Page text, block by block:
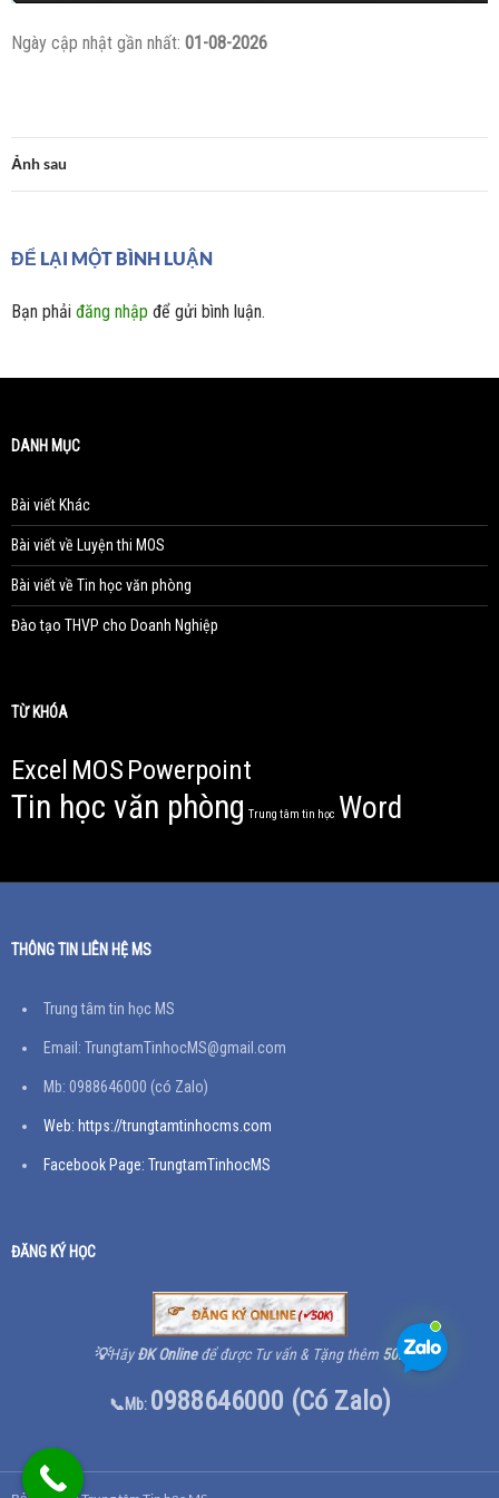
Ngày cập nhật gần nhất: 01-08-2026
Ảnh sau
ĐỂ LẠI MỘT BÌNH LUẬN
Bạn phải đăng nhập để gửi bình luận.
DANH MỤC
Bài viết Khác
Bài viết về Luyện thi MOS
Bài viết về Tin học văn phòng
Đào tạo THVP cho Doanh Nghiệp
TỪ KHÓA
Excel MOS Powerpoint
Tin học văn phòng Trung tâm tin học Word
THÔNG TIN LIÊN HỆ MS
Trung tâm tin học MS
Email: TrungtamTinhocMS@gmail.com
Mb: 0988646000 (có Zalo)
Web: https://trungtamtinhocms.com
Facebook Page: TrungtamTinhocMS
ĐĂNG KÝ HỌC
💡HãyĐK Onlineđể được Tư vấn & Tặng thêm 50K
📞Mb: 0988646000 (Có Zalo)